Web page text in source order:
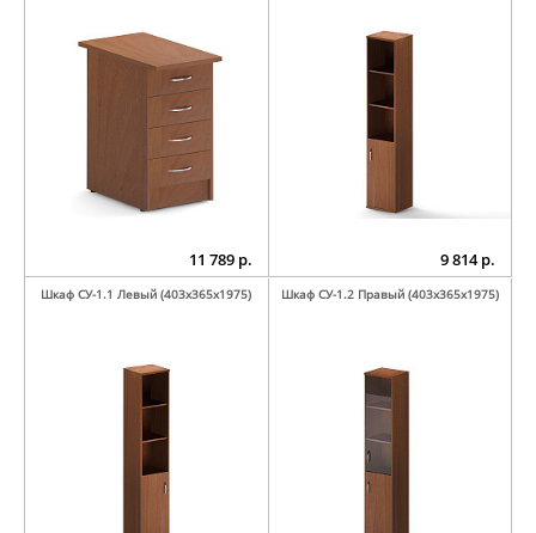
11 789 р. 9 814 р.
Шкаф СУ-1.1 Левый (403х365х1975) Шкаф СУ-1.2 Правый (403х365х1975)